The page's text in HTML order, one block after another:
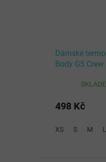
Dámské
Body G5
498 Kč
XS S M L